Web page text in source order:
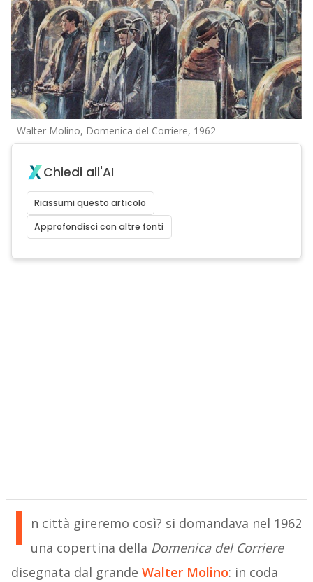
Walter Molino, Domenica del Corriere, 1962
Chiedi all'AI
Riassumi questo articolo
Approfondisci con altre fonti
I n città gireremo così? si domandava nel 1962
una copertina della Domenica del Corriere
disegnata dal grande Walter Molino: in coda